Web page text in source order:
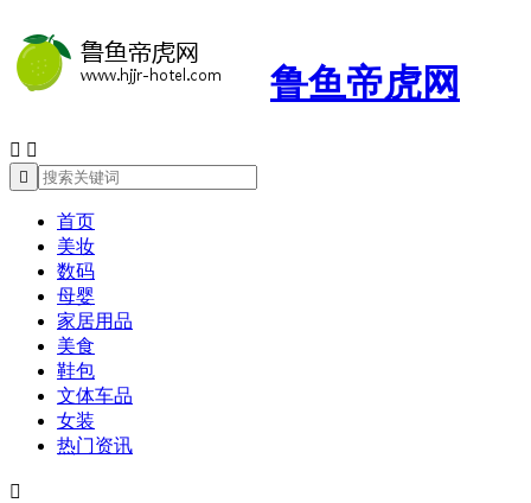
鲁鱼帝虎网
 

首页
美妆
数码
母婴
家居用品
美食
鞋包
文体车品
女装
热门资讯
